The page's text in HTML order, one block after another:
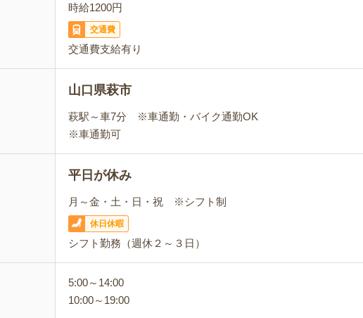
時給1200円
交通費
交通費支給有り
山口県萩市
萩駅～車7分 ※車通勤・バイク通勤OK
※車通勤可
平日が休み
月～金・土・日・祝 ※シフト制
休日休暇
シフト勤務（週休２～３日）
5:00～14:00
10:00～19:00